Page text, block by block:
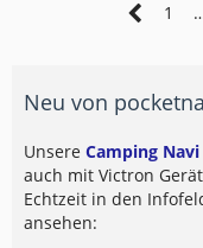
1
Neu von
Unsere Camping
auch mit Victron
Echtzeit in den
ansehen: